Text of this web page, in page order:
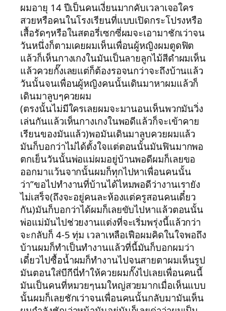
ผมอายุ 14 ปีเป็นคนเงี่ยนมากคับเวลาเจอใคร
สวยหรือคนในโรงเรียนที่แบบเปิดกระโปรงหรือ
เสื้อรัดๆหรือในสตอรี่เซกซี่ผมจะเอามาชักเว่าจน
วันหนึ่งก็ตามเคยผมเห็นเพื่อนผู้หญิงผมตูดฟิต
แล้วก็เห็นกางเกงในมันเป็นลายลูกไม้สีดำผมเห็น
แล้วควยกั๊งเลยแต่ก็ต้องรอจนกว่าจะถึงบ้านแล้ว
วันนั้นจนเพื่อนผู้หญิงคนนั้นเดินมาหาผมแล้วก็
เดินมาลูบๆควยผม
(ตรงนั้นไม่มีใครเลยผมจะมานอนเห็นพวกมันวิ่ง
เล่นกันแล้วเห็นกางเกงในพอดีแล้วก็จะเข้าคาย
เรียนของมันแล้ว)พอมันเดินมาลูบควยผมแล้ว
มันก็บอกว่าไม่ได้ตั้งใจแต่ตอนนั้นมันฟินมากพอ
ตกเย็นวันนั้นพ่อแม่ผมอยู่บ้านพอดีผมก็เลยขอ
ออกมาแว้นจากนั้นผมก็ทุกไปหาเพื่อนคนนั้น
ว่า”ขอไปทำงานที่บ้านได้ไหมพอดีว่างานเรายัง
ไม่เสร็จ(ถึงจะอยู่คนละห้องแต่ครูสอนคนเดี๋ยว
กัน)มันก็บอกว่าได้ผมก็เลยขับไปหาแล้วตอนนั้น
พ่อแม่มันไปช่วยงานแต่งที่จะเริ่มพรุ่งนี้แล้วกว่า
จะกลับก็ 4-5 ทุ่ม เวลาเหลือเฟือผมคิดในใจพอถึง
บ้านผมก็ทำเป็นทำงานแล้วที่นี้มันก็บอกผมว่า
เดี๋ยวไปซื้อน้ำผมก็ทำงานไปจนสายตาผมเห็นรูป
มันตอนใส่บีกีนี่ทำให้ควยผมกั๊งไปเลยเพื่อนคนนี้
มันเป็นคนที่หมวยๆนมใหญ่สวยมากเมื่อเห็นแบบ
นั้นผมก็เลยชักเว่าจนเพื่อนคนนั้นกลับมามันเห็น